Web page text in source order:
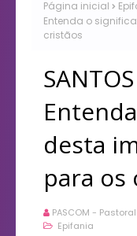
Página inicial
Entenda o
cristãos
desta
para os
PASCOM -
Epifania